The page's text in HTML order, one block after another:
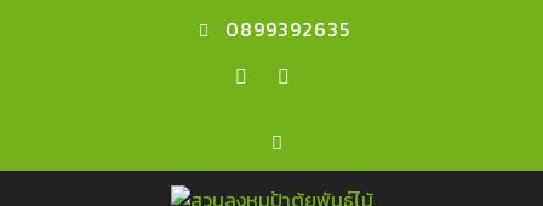
0899392635